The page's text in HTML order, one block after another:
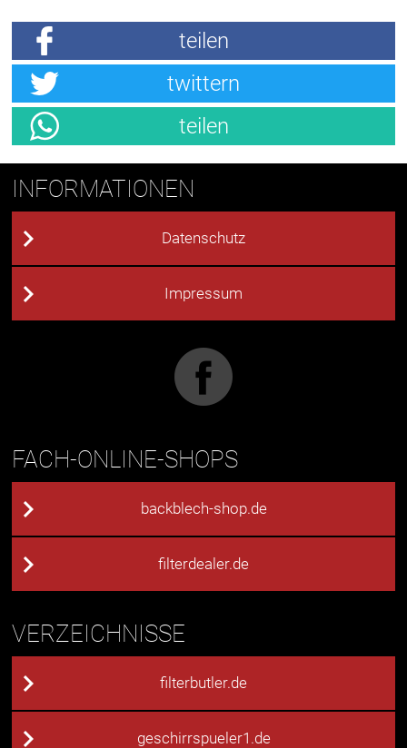
teilen
twittern
teilen
INFORMATIONEN
Datenschutz
Impressum
FACH-ONLINE-SHOPS
backblech-shop.de
filterdealer.de
VERZEICHNISSE
filterbutler.de
geschirrspueler1.de